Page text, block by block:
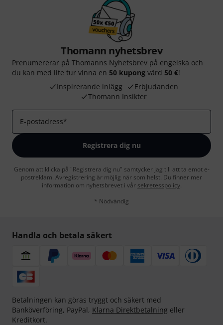
Thomann nyhetsbrev
Prenumererar på Thomanns Nyhetsbrev på engelska och
du kan med lite tur vinna en 50 kupong värd 50 €!
Inspirerande inlägg
Erbjudanden
Thomann Insikter
E-postadress*
Registrera dig nu
Genom att klicka på "Registrera dig nu" samtycker jag till att ta emot e-
postreklam. Avregistrering är möjlig när som helst. Du finner mer
information om nyhetsbrevet i vår sekretesspolicy.
* Nödvändig
Handla och betala säkert
Betalningen kan göras tryggt och säkert med
Banköverföring, PayPal, Klarna Direktbetalning eller
Kreditkort.